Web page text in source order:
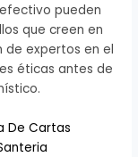
pueden
que creen en
de expertos en el
éticas antes de
De Cartas